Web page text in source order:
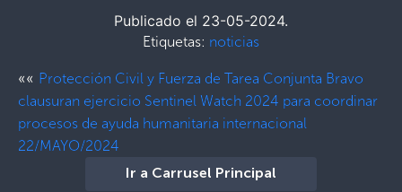
Publicado el 23-05-2024.
Etiquetas: noticias
«« Protección Civil y Fuerza de Tarea Conjunta Bravo
clausuran ejercicio Sentinel Watch 2024 para coordinar
procesos de ayuda humanitaria internacional
22/MAYO/2024
Ir a Carrusel Principal